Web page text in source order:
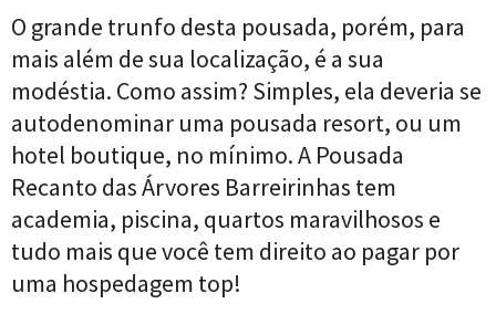
O grande trunfo desta pousada, porém, para
mais além de sua localização, é a sua
modéstia. Como assim? Simples, ela deveria se
autodenominar uma pousada resort, ou um
hotel boutique, no mínimo. A Pousada
Recanto das Árvores Barreirinhas tem
academia, piscina, quartos maravilhosos e
tudo mais que você tem direito ao pagar por
uma hospedagem top!